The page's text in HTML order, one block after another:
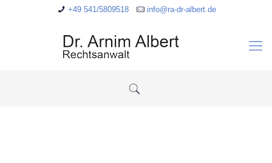
+49 541/5809518 info@ra-dr-albert.de